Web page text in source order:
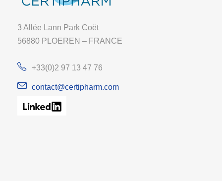
3 Allée Lann Park Coët
56880 PLOEREN – FRANCE
+33(0)2 97 13 47 76
contact@certipharm.com